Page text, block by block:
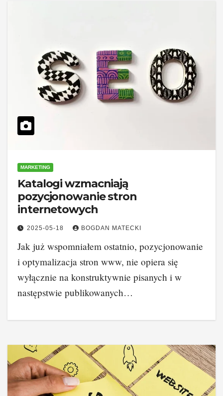
MARKETING
Katalogi wzmacniają
pozycjonowanie stron
internetowych
2025-05-18 BOGDAN MATECKI
Jak już wspomniałem ostatnio, pozycjonowanie
i optymalizacja stron www, nie opiera się
wyłącznie na konstruktywnie pisanych i w
następstwie publikowanych…